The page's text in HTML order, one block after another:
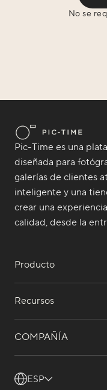
No se
Pic-Time es una
diseñada para
galerías de clientes
inteligente y una
crear una
calidad, desde la
Producto
Recursos
COMPAÑÍA
ESP